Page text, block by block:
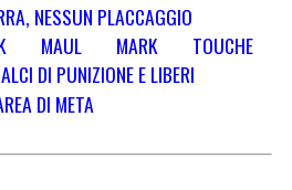
NESSUN PLACCAGGIO
MAUL MARK
TOUCHE
DI PUNIZIONE E LIBERI
DI META